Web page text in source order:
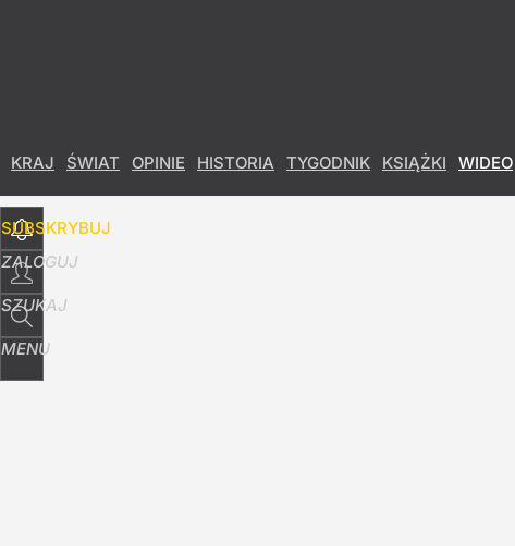
KRAJ ŚWIAT OPINIE HISTORIA TYGODNIK KSIĄŻKI WIDEO
SUBSKRYBUJ
ZALOGUJ
SZUKAJ
MENU